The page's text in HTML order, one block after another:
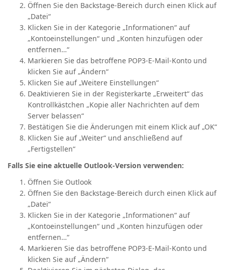
Öffnen Sie den Backstage-Bereich durch einen Klick auf
„Datei“
Klicken Sie in der Kategorie „Informationen“ auf
„Kontoeinstellungen“ und „Konten hinzufügen oder
entfernen…“
Markieren Sie das betroffene POP3-E-Mail-Konto und
klicken Sie auf „Ändern“
Klicken Sie auf „Weitere Einstellungen“
Deaktivieren Sie in der Registerkarte „Erweitert“ das
Kontrollkästchen „Kopie aller Nachrichten auf dem
Server belassen“
Bestätigen Sie die Änderungen mit einem Klick auf „OK“
Klicken Sie auf „Weiter“ und anschließend auf
„Fertigstellen“
Falls Sie eine aktuelle Outlook-Version verwenden:
Öffnen Sie Outlook
Öffnen Sie den Backstage-Bereich durch einen Klick auf
„Datei“
Klicken Sie in der Kategorie „Informationen“ auf
„Kontoeinstellungen“ und „Konten hinzufügen oder
entfernen…“
Markieren Sie das betroffene POP3-E-Mail-Konto und
klicken Sie auf „Ändern“